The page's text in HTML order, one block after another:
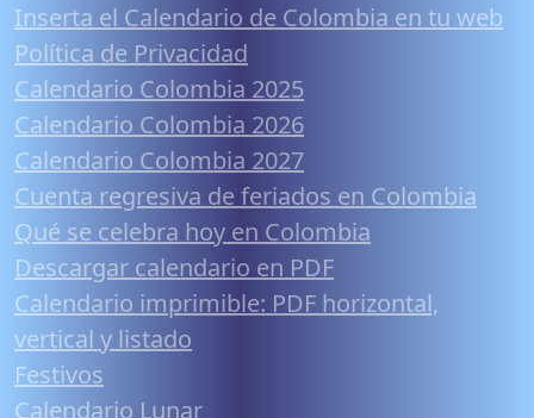
Inserta el Calendario de Colombia en tu web
Política de Privacidad
Calendario Colombia 2025
Calendario Colombia 2026
Calendario Colombia 2027
Cuenta regresiva de feriados en Colombia
Qué se celebra hoy en Colombia
Descargar calendario en PDF
Calendario imprimible: PDF horizontal,
vertical y listado
Festivos
Calendario Lunar